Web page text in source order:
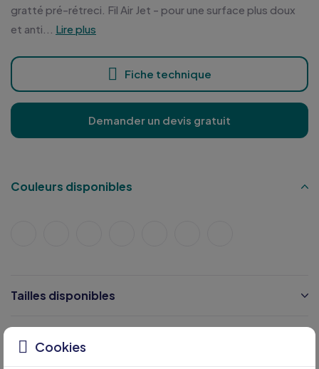
gratté pré-rétreci. Fil Air Jet - pour une surface plus doux
et anti...
Lire plus
Fiche technique
Demander un devis gratuit
Couleurs disponibles
Tailles disponibles
Cookies